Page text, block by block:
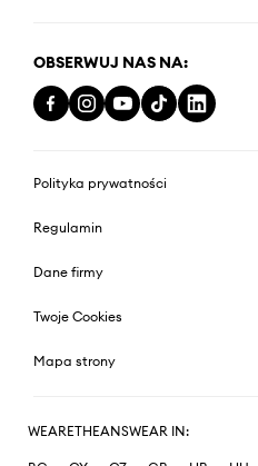
OBSERWUJ NAS NA:
Polityka prywatności
Regulamin
Dane firmy
Twoje Cookies
Mapa strony
WEARETHEANSWEAR IN: